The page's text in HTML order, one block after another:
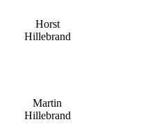
Horst
Hillebrand
Martin
Hillebrand